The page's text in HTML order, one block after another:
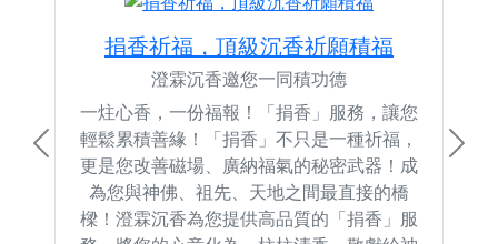
捐香祈福，頂級沉香祈願積福
澄霖沉香邀您一同積功德
一炷心香，一份福報！「捐香」服務，讓您
輕鬆累積善緣！「捐香」不只是一種祈福，
更是您改善磁場、廣納福氣的秘密武器！成
為您與神佛、祖先、天地之間最直接的橋
樑！澄霖沉香為您提供高品質的「捐香」服
Previous Next